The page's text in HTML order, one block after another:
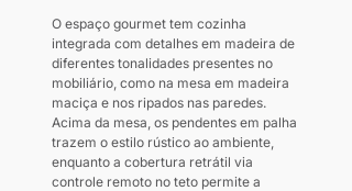
O espaço gourmet tem cozinha
integrada com detalhes em madeira de
diferentes tonalidades presentes no
mobiliário, como na mesa em madeira
maciça e nos ripados nas paredes.
Acima da mesa, os pendentes em palha
trazem o estilo rústico ao ambiente,
enquanto a cobertura retrátil via
controle remoto no teto permite a